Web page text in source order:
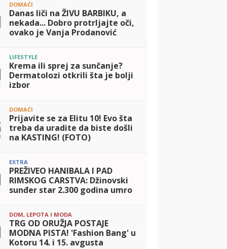
DOMAĆI
Danas liči na ŽIVU BARBIKU, a
nekada... Dobro protrljajte oči,
ovako je Vanja Prodanović
LIFESTYLE
Krema ili sprej za sunčanje?
Dermatolozi otkrili šta je bolji
izbor
DOMAĆI
Prijavite se za Elitu 10! Evo šta
treba da uradite da biste došli
na KASTING! (FOTO)
EXTRA
PREŽIVEO HANIBALA I PAD
RIMSKOG CARSTVA: Džinovski
sunđer star 2.300 godina umro
DOM, LEPOTA I MODA
TRG OD ORUŽJA POSTAJE
MODNA PISTA! 'Fashion Bang' u
Kotoru 14. i 15. avgusta